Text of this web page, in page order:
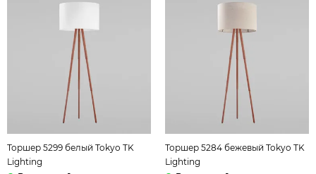
Торшер 5299 белый Tokyo TK
Lighting
Торшер 5284 бежевый Tokyo TK
Lighting